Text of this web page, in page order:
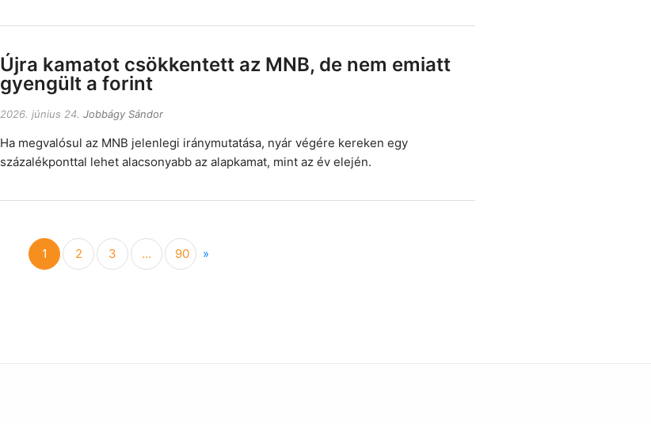
Újra kamatot csökkentett az MNB, de nem emiatt
gyengült a forint
2026. június 24. Jobbágy Sándor
Ha megvalósul az MNB jelenlegi iránymutatása, nyár végére kereken egy
százalékponttal lehet alacsonyabb az alapkamat, mint az év elején.
1 2 3 … 90 »